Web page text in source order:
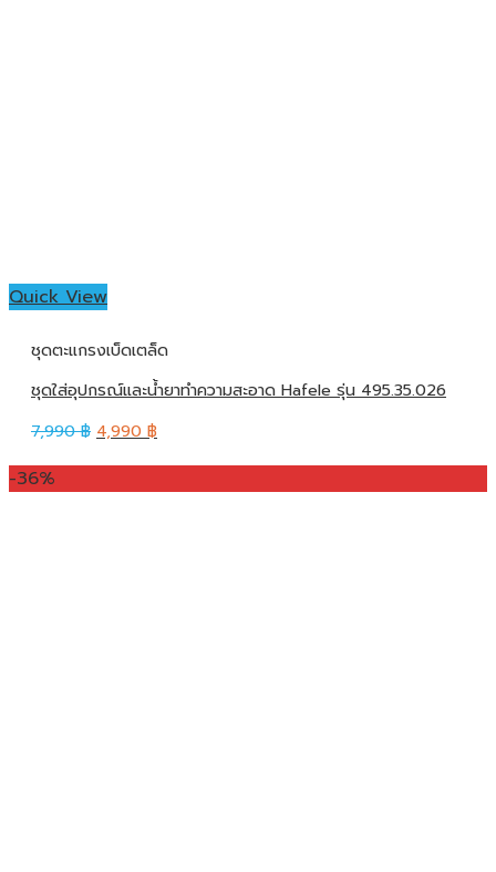
Quick View
ชุดตะแกรงเบ็ดเตล็ด
ชุดใส่อุปกรณ์และน้ำยาทำความสะอาด Hafele รุ่น 495.35.026
7,990฿ 4,990 ฿
-36%